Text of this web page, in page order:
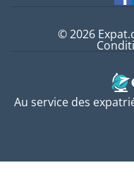
Au service des
© 2026